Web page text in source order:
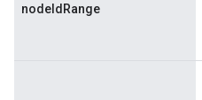
nodeIdRange